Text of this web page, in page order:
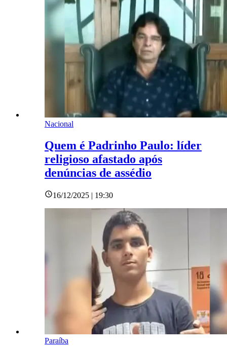
Nacional
Quem é Padrinho Paulo: líder
religioso afastado após
denúncias de assédio
16/12/2025 | 19:30
Paraíba